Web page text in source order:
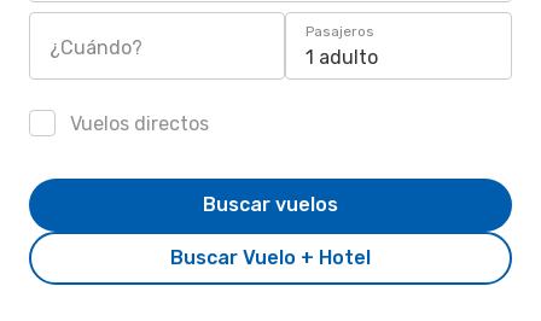
¿Cuándo?
Pasajeros
1 adulto
Vuelos directos
Buscar Vuelo + Hotel
Buscar vuelos